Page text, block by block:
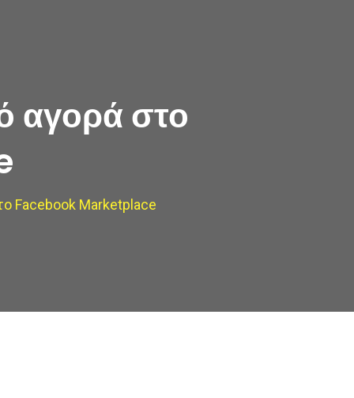
αγορά στο
Facebook Marketplace